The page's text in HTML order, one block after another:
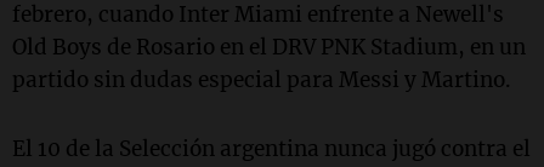
febrero, cuando Inter Miami enfrente a Newell's
Old Boys de Rosario en el DRV PNK Stadium, en un
partido sin dudas especial para Messi y Martino.
El 10 de la Selección argentina nunca jugó contra el